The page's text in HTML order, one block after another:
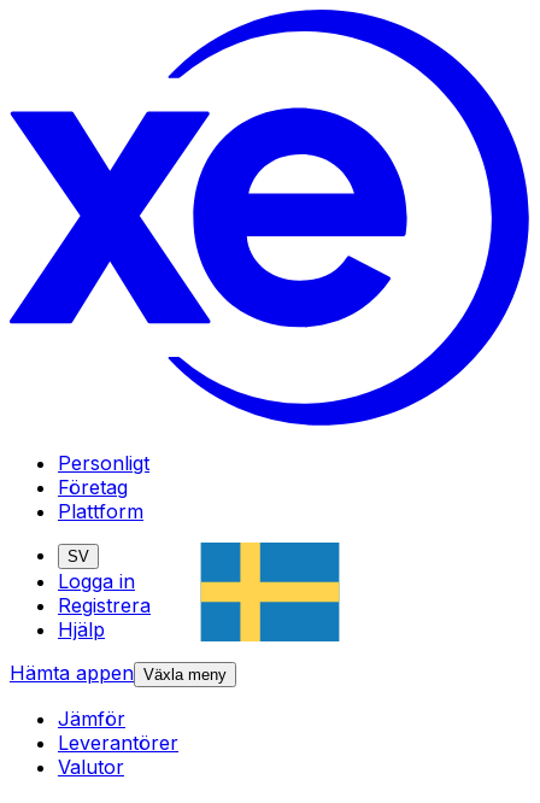
Personligt
Företag
Plattform
SV
Logga in
Registrera
Hjälp
Hämta appen Växla meny
Jämför
Leverantörer
Valutor